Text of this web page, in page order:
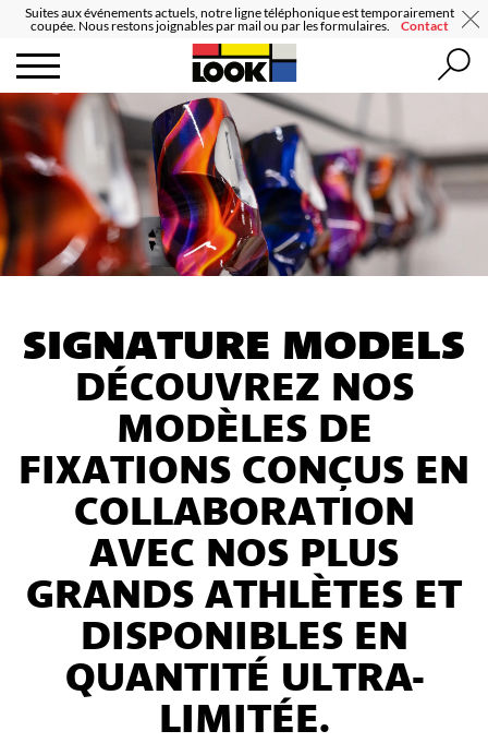
Suites aux événements actuels, notre ligne téléphonique est temporairement
coupée. Nous restons joignables par mail ou par les formulaires.
Contact
SIGNATURE MODELS
DÉCOUVREZ NOS
MODÈLES DE
FIXATIONS CONÇUS EN
COLLABORATION
AVEC NOS PLUS
GRANDS ATHLÈTES ET
DISPONIBLES EN
QUANTITÉ ULTRA-
LIMITÉE.